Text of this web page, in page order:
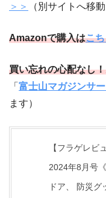
＞＞
（別サイトへ移
Amazonで購入はこ
買い忘れの心配なし！
「 富士山マガジンサ
ます）
【フラゲレビ
2024年8月号
ドア、 防災